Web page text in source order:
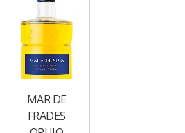
MAR DE
FRADES